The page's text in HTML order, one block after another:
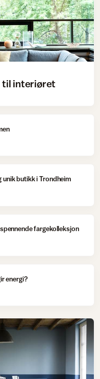
til interiøret
unik butikk i Trondheim
fargekolleksjon
energi?